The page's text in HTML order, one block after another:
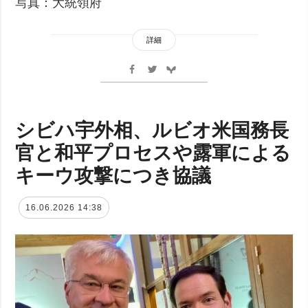
写真：大統領府
詳細
シビハ宇外相、ルビオ米国務長
官と和平プロセスや露軍による
キーウ攻撃につき協議
16.06.2026 14:38